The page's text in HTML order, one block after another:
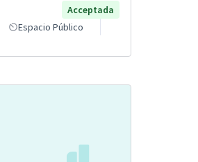
Acceptada
Espacio Público